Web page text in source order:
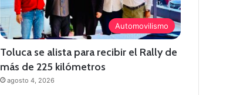
Automovilismo
Toluca se alista para recibir el Rally de
más de 225 kilómetros
agosto 4, 2026